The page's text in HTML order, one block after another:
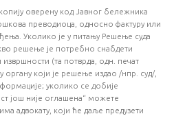
оверену код Јавног бележника
преводиоца, односно фактуру или
Уколико је у питању Решење суда
решење је потребно снабдети
(та потврда, одн. печат
који је решење издао /нпр. суд/,
уколико се добије
још није оглашена“ можете
адвокату, који ће даље предузети